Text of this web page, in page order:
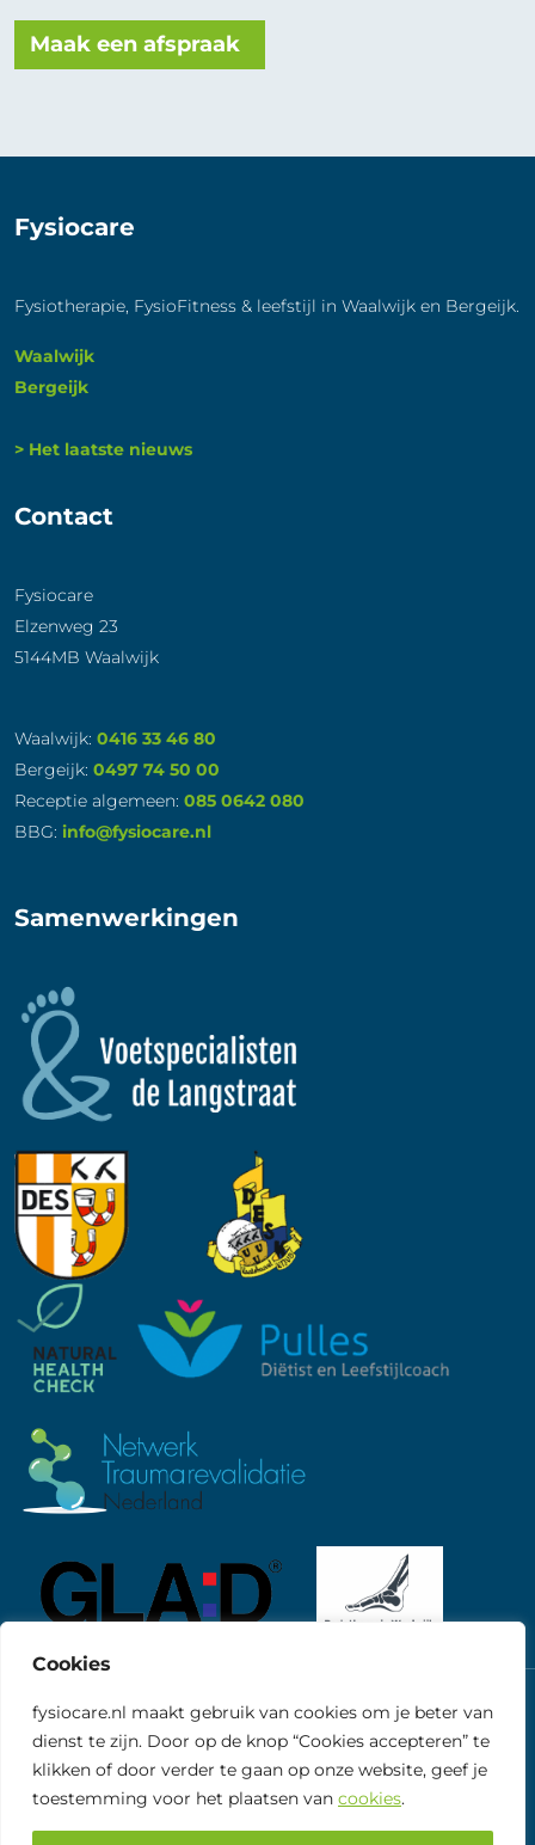
Cookies
fysiocare.nl maakt gebruik van cookies om je beter van
dienst te zijn. Door op de knop “Cookies accepteren” te
klikken of door verder te gaan op onze website, geef je
toestemming voor het plaatsen van cookies.
Maak een afspraak
Fysiocare
Fysiotherapie, FysioFitness & leefstijl in Waalwijk en Bergeijk.
Waalwijk
Bergeijk
> Het laatste nieuws
Contact
Fysiocare
Elzenweg 23
5144MB Waalwijk
Waalwijk: 0416 33 46 80
Bergeijk: 0497 74 50 00
Receptie algemeen: 085 0642 080
BBG: info@fysiocare.nl
Samenwerkingen
Fysiocare Algemene voorwaarden
Privacy
Cookies